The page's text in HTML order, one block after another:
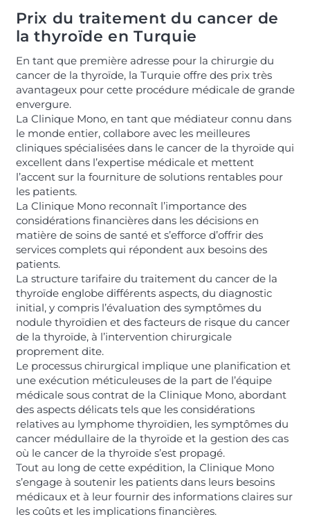
Prix du traitement du cancer de
la thyroïde en Turquie
En tant que première adresse pour la chirurgie du
cancer de la thyroïde, la Turquie offre des prix très
avantageux pour cette procédure médicale de grande
envergure.
La Clinique Mono, en tant que médiateur connu dans
le monde entier, collabore avec les meilleures
cliniques spécialisées dans le cancer de la thyroïde qui
excellent dans l’expertise médicale et mettent
l’accent sur la fourniture de solutions rentables pour
les patients.
La Clinique Mono reconnaît l’importance des
considérations financières dans les décisions en
matière de soins de santé et s’efforce d’offrir des
services complets qui répondent aux besoins des
patients.
La structure tarifaire du traitement du cancer de la
thyroïde englobe différents aspects, du diagnostic
initial, y compris l’évaluation des symptômes du
nodule thyroïdien et des facteurs de risque du cancer
de la thyroïde, à l’intervention chirurgicale
proprement dite.
Le processus chirurgical implique une planification et
une exécution méticuleuses de la part de l’équipe
médicale sous contrat de la Clinique Mono, abordant
des aspects délicats tels que les considérations
relatives au lymphome thyroïdien, les symptômes du
cancer médullaire de la thyroïde et la gestion des cas
où le cancer de la thyroïde s’est propagé.
Tout au long de cette expédition, la Clinique Mono
s’engage à soutenir les patients dans leurs besoins
médicaux et à leur fournir des informations claires sur
les coûts et les implications financières.